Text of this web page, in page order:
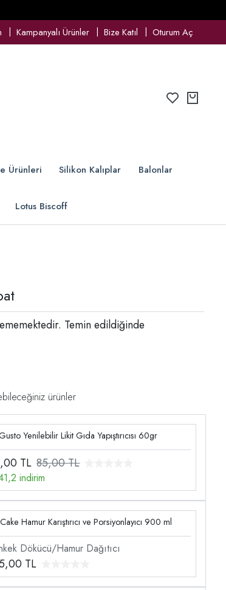
Kampanyalı Ürünler Bize Katıl Oturum Aç
Ürünleri Silikon Kalıplar Balonlar
Lotus Biscoff
Temin edildiğinde
ürünler
Yenilebilir Likit Gıda Yapıştırıcısı 60gr
TL 85,00 TL
indirim
Hamur Karıştırıcı ve Porsiyonlayıcı 900 ml
Dökücü/Hamur Dağıtıcı
TL